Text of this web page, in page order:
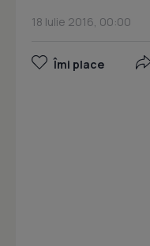
18 Iulie 2016, 00:00
Îmi place